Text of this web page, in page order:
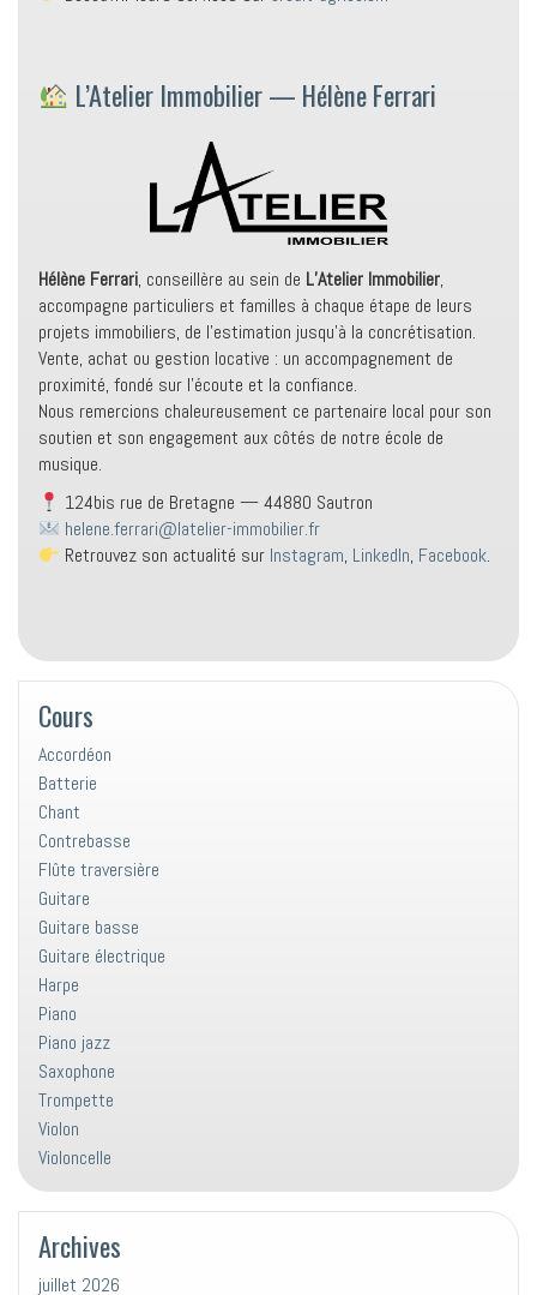
L’Atelier Immobilier — Hélène Ferrari
Hélène Ferrari, conseillère au sein de L’Atelier Immobilier,
accompagne particuliers et familles à chaque étape de leurs
projets immobiliers, de l’estimation jusqu’à la concrétisation.
Vente, achat ou gestion locative : un accompagnement de
proximité, fondé sur l’écoute et la confiance.
Nous remercions chaleureusement ce partenaire local pour son
soutien et son engagement aux côtés de notre école de
musique.
124bis rue de Bretagne — 44880 Sautron
helene.ferrari@latelier-immobilier.fr
Retrouvez son actualité sur Instagram, LinkedIn, Facebook.
Cours
Accordéon
Batterie
Chant
Contrebasse
Flûte traversière
Guitare
Guitare basse
Guitare électrique
Harpe
Piano
Piano jazz
Saxophone
Trompette
Violon
Violoncelle
Archives
juillet 2026